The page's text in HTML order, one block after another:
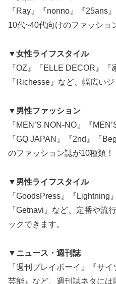
『Ray』『nonno』『25ans
10代~40代向けのファッショ
▼女性ライフスタイル
『OZ』『ELLE DECOR』『
『Richesse』など、幅広い
▼男性ファッション
『MEN’S NON-NO』『
『GQ JAPAN』『2nd』『
のファッション誌が10種類！
▼男性ライフスタイル
『GoodsPress』『Lightning
『Getnavi』など、定番や流
ックできます。
▼ニュース・週刊誌
『週刊プレイボーイ』『サ
芸能』など、週刊誌ネタには